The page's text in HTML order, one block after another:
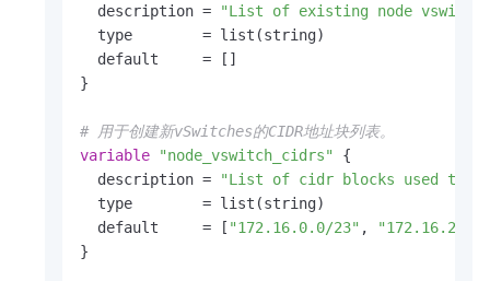
  description =
"List of existing node
  type        = list(string)
  default     = []
}
# 用于创建新vSwitches的CIDR地址块列表。
variable
"node_vswitch_cidrs"
{
  description =
"List of cidr blocks used to
  type        = list(string)
  default     = [
"172.16.0.0/23" ,
"172.16.2.0/
}